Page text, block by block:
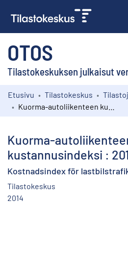
OTOS
Tilastokeskuksen julkaisut
Kokoelmat
Etusivu Tilastokeskus
Kuorma-
kustannusindeksi :
Kostnadsindex för
Tilastokeskus
2014